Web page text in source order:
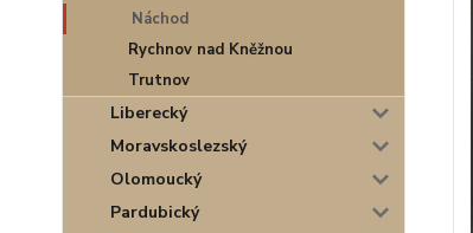
Náchod
Rychnov nad Kněžnou
Trutnov
Liberecký
Moravskoslezský
Olomoucký
Pardubický